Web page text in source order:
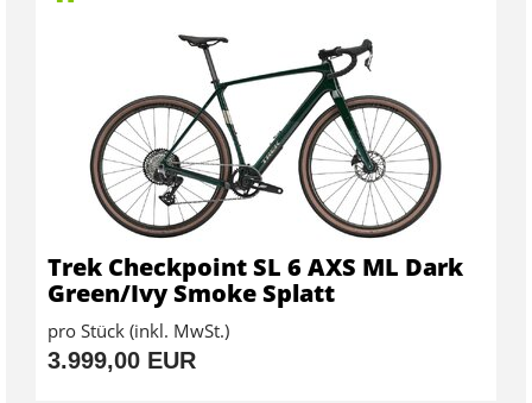
Trek Checkpoint SL 6 AXS ML Dark
Green/Ivy Smoke Splatt
pro Stück (inkl. MwSt.)
3.999,00 EUR